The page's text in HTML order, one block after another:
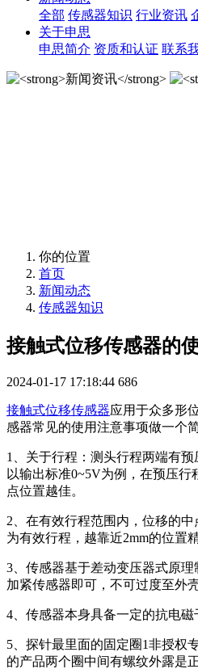
全部 传感器知识 行业资讯
关于申思
申思简介 资质和认证 联系
你的位置
首页
新闻动态
传感器知识
接触式位移传感器的
2024-01-17 17:18:44 686
接触式位移传感器应用于众多形
感器常见的使用注意事项做一个
1、关于行程：测头行程两端有
以输出标准0~5V为例，在预压
点位置越佳。
2、在有效行程范围内，位移的
为有效行程，越靠近2mm的位置
3、传感器基于差动变压器式原
加紧传感器即可，不可过度至外
4、传感器本身具备一定的抗电
5、探针最里面的固定圈1非授权
的产品两个圈中间有螺纹外露是